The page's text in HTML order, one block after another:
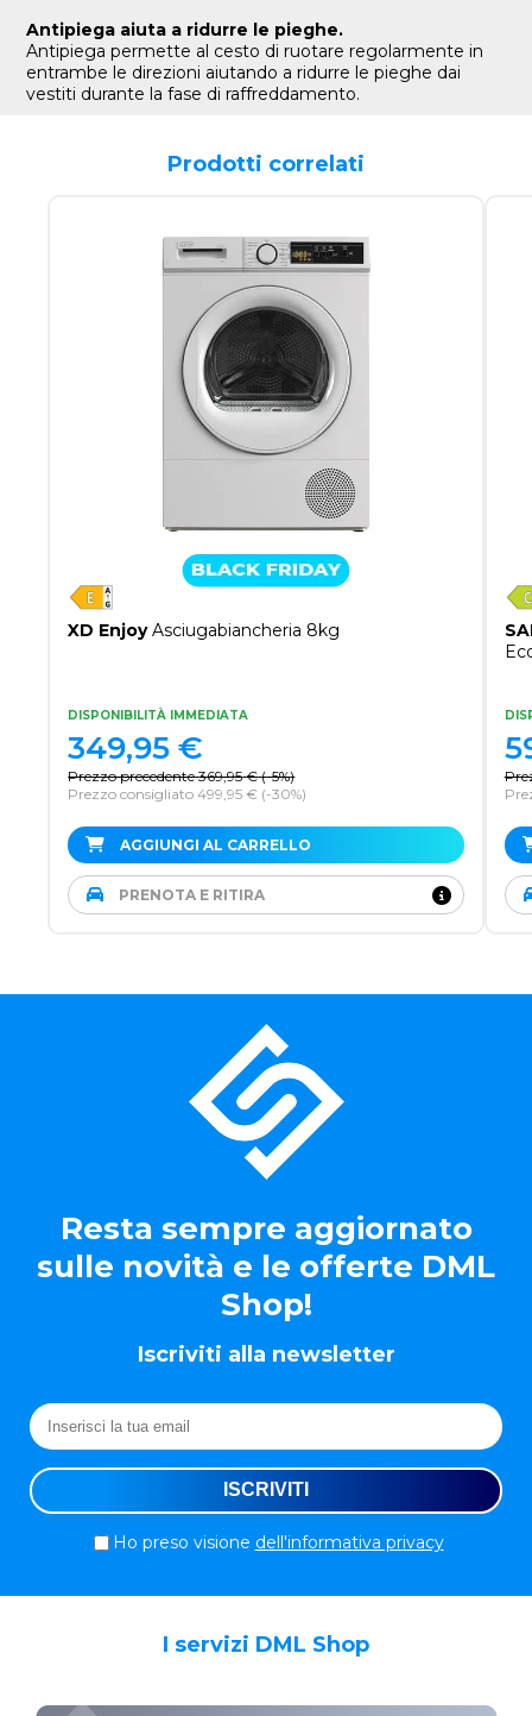
Antipiega aiuta a ridurre le pieghe.
Antipiega permette al cesto di ruotare regolarmente in
entrambe le direzioni aiutando a ridurre le pieghe dai
vestiti durante la fase di raffreddamento.
Prodotti correlati
XD EnjoyAsciugabiancheria 8kg
DISPONIBILITÀ IMMEDIATA
Prezzo precedente 369,95 € (-5%)
Prezzo consigliato 499,95 € (-30%)
349,95 €
AGGIUNGI AL CARRELLO
PRENOTA E RITIRA
Resta sempre aggiornato
sulle novità e le offerte DML
Shop!
Iscriviti alla newsletter
Ho preso visione dell'informativa privacy
I servizi DML Shop